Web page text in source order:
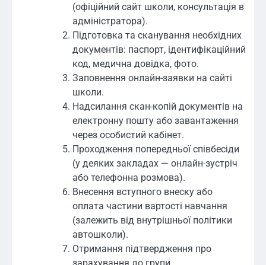
(офіційний сайт школи, консультація в
адміністратора).
Підготовка та сканування необхідних
документів: паспорт, ідентифікаційний
код, медична довідка, фото.
Заповнення онлайн-заявки на сайті
школи.
Надсилання скан-копій документів на
електронну пошту або завантаження
через особистий кабінет.
Проходження попередньої співбесіди
(у деяких закладах — онлайн-зустріч
або телефонна розмова).
Внесення вступного внеску або
оплата частини вартості навчання
(залежить від внутрішньої політики
автошколи).
Отримання підтвердження про
зарахування до групи.